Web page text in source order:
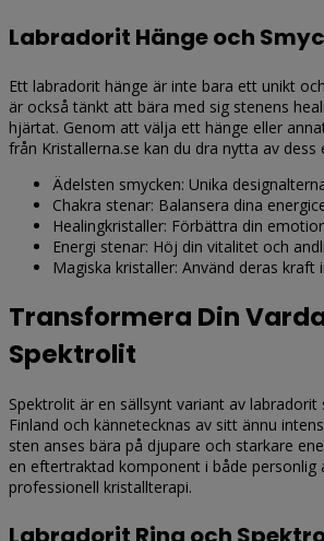
Labradorit Hänge och
Ett labradorit hänge är inte bara ett unikt
är också tänkt att bära med sig stenens
hjärtat. Genom att välja ett hänge eller
från Kristallerna.se kan du dra nytta av dess
Ädelsten smycken: Unika
Chakra stenar: Balansera dina
Healingkristaller: Förbättra din
Energi stenar: Höj din vitalitet och
Magiska kristaller: Använd deras kraft
Transformera Din
Spektrolit
Spektrolit är en sällsynt variant av
Finland och kännetecknas av sitt ännu
sten anses bära på djupare och starkare
en eftertraktad komponent i både personlig
professionell kristallterapi.